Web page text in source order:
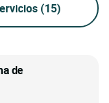
(15)
de